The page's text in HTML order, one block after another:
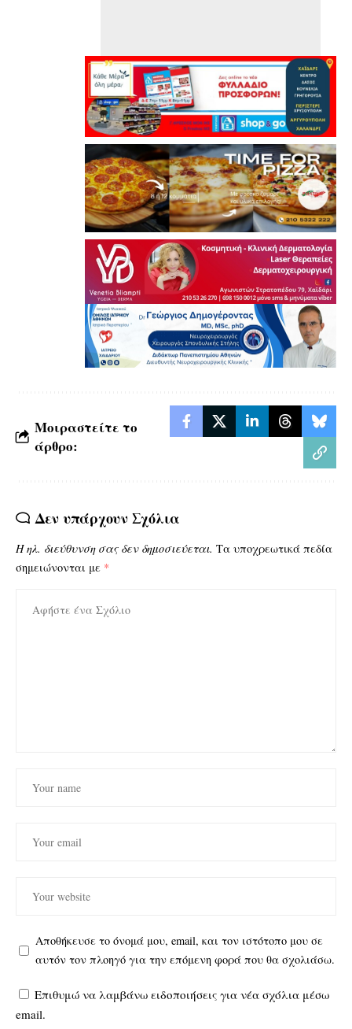
Μοιραστείτε το
άρθρο:
Δεν υπάρχουν Σχόλια
Η ηλ. διεύθυνση σας δεν δημοσιεύεται. Τα υποχρεωτικά πεδία
σημειώνονται με *
Αποθήκευσε το όνομά μου, email, και τον ιστότοπο μου σε
αυτόν τον πλοηγό για την επόμενη φορά που θα σχολιάσω.
Επιθυμώ να λαμβάνω ειδοποιήσεις για νέα σχόλια μέσω
email.